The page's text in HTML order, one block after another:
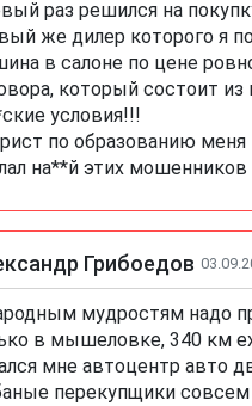
раз решился на
же дилер которого я
в салоне по цене
который состоит
условия!!!
по образованию меня
на**й этих мошенников
Грибоедов
мудростям надо
в мышеловке, 340 км
мне автоцентр авто
перекупщики совсем